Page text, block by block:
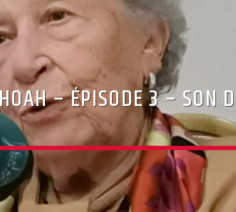
– ÉPISODE 3 – SON